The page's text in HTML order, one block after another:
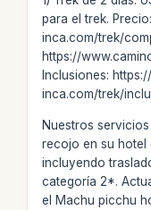
para el trek.
inca.com/trek/
https://
Inclusiones:
inca.com/trek/
Nuestros
recojo en su hotel
incluyendo
categoría 2*.
el Machu picchu